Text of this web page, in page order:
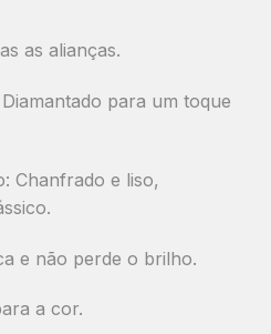
as alianças.
Diamantado para um toque
Chanfrado e liso,
e não perde o brilho.
a cor.